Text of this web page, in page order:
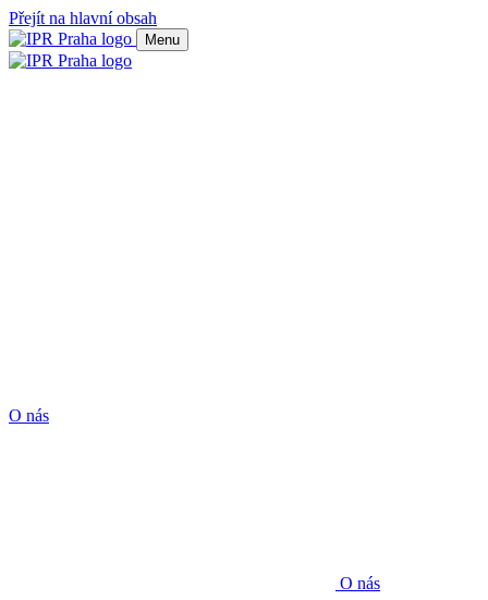
Přejít na hlavní obsah
Menu
O nás
O nás